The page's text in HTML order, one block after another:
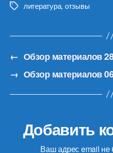
Меткилитература, отзывы
← Обзор материалов
→ Обзор материалов
Добавить
Ваш адрес email не